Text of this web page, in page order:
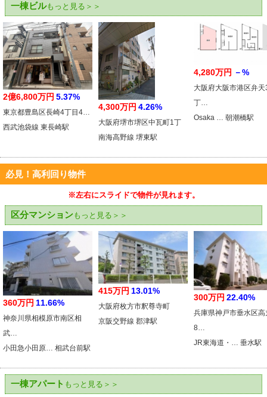
一棟ビルもっと見る＞＞
2億6,800万円 5.37%
東京都豊島区長崎4丁目4…
西武池袋線 東長崎駅
4,300万円 4.26%
大阪府堺市堺区中瓦町1丁
南海高野線 堺東駅
4,280万円 －%
大阪府大阪市港区弁天
丁…
Osaka … 朝潮橋駅
必見！高利回り物件
※左右にスライドで物件が見れます。
区分マンションもっと見る＞＞
360万円 11.66%
神奈川県相模原市南区相
武…
小田急小田原… 相武台前駅
415万円 13.01%
大阪府枚方市釈尊寺町
京阪交野線 郡津駅
300万円 22.40%
兵庫県神戸市垂水区高
8…
JR東海道・… 垂水駅
一棟アパート もっと見る＞＞